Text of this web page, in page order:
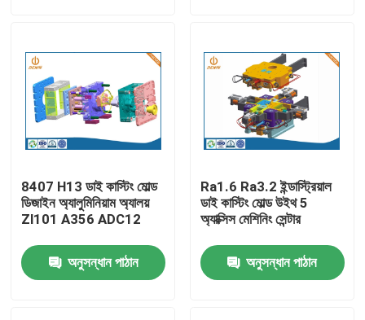
পণ্য
আমাদের সম্পর্কে
মান নিয়ন্ত্রণ
আমাদের সাথে যোগাযোগ করুন
8407 H13 ডাই কাস্টিং মোল্ড
ডিজাইন অ্যালুমিনিয়াম অ্যালয়
Zl101 A356 ADC12
অনুসন্ধান পাঠান
Ra1.6 Ra3.2 ইন্ডাস্ট্রিয়াল
ডাই কাস্টিং মোল্ড উইথ 5
অ্যাক্সিস মেশিনিং সেন্টার
অনুসন্ধান পাঠান